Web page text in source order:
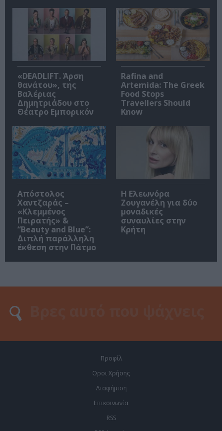
«DEADLIFT. Άρση
θανάτου», της
Βαλέριας
Δημητριάδου στο
Θέατρο Εμπορικόν
Rafina and
Artemida: The Greek
Food Stops
Travellers Should
Know
Απόστολος
Χαντζαράς –
«Κλεμμένος
Πειρατής» &
“Beauty and Blue”:
Διπλή παράλληλη
έκθεση στην Πάτμο
Η Ελεωνόρα
Ζουγανέλη για δύο
μοναδικές
συναυλίες στην
Κρήτη
Προφίλ
Οροι Χρήσης
Διαφήμιση
Επικοινωνία
RSS